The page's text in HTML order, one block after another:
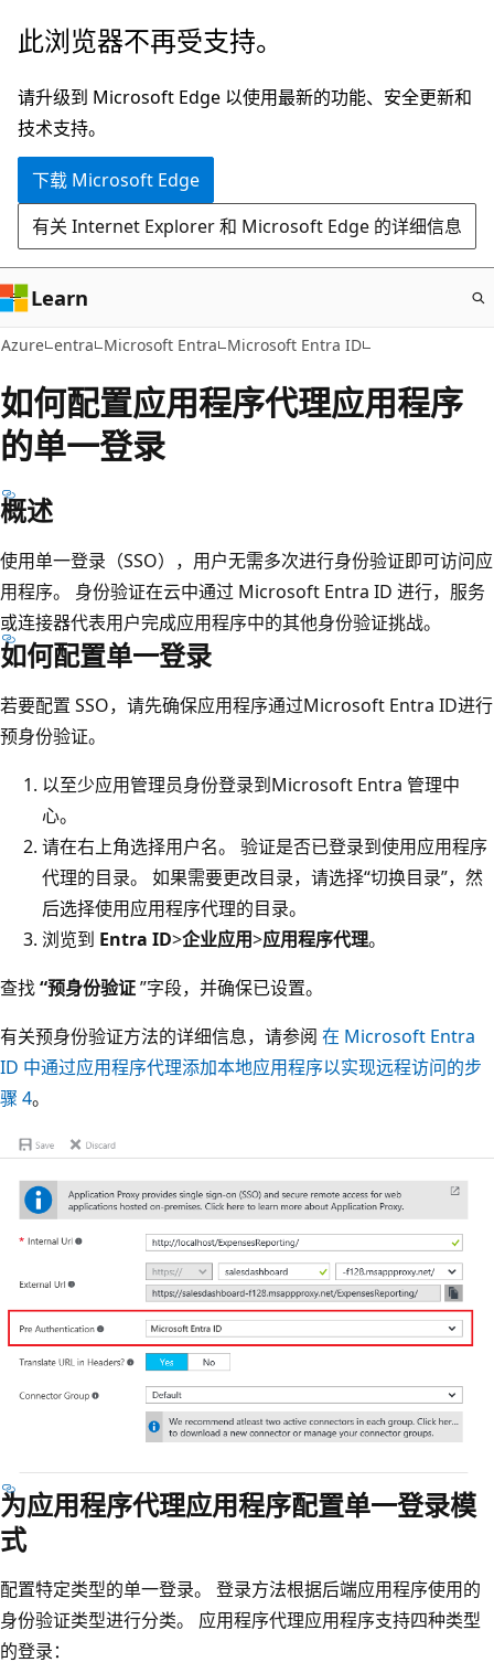
跳
主
要
内
此浏览器不再受支持。
请升级到 Microsoft Edge 以使用最新的功能、安全更新和
技术支持。
下载 Microsoft Edge
有关 Internet Explorer 和 Microsoft Edge 的详细信息
Learn
Azure entra Microsoft Entra Microsoft Entra ID
如何配置应用程序代理应用程序
的单一登录
概述
使用单一登录（SSO），用户无需多次进行身份验证即可访问应
用程序。 身份验证在云中通过 Microsoft Entra ID 进行，服务
或连接器代表用户完成应用程序中的其他身份验证挑战。
如何配置单一登录
若要配置 SSO，请先确保应用程序通过Microsoft Entra ID进行
预身份验证。
以至少应用管理员身份登录到Microsoft Entra 管理中
心。
请在右上角选择用户名。 验证是否已登录到使用应用程序
代理的目录。 如果需要更改目录，请选择“切换目录”，然
后选择使用应用程序代理的目录。
浏览到 Entra ID>企业应用>应用程序代理。
查找“预身份验证”字段，并确保已设置。
有关预身份验证方法的详细信息，请参阅 在 Microsoft Entra
ID 中通过应用程序代理添加本地应用程序以实现远程访问的步
骤 4。
为应用程序代理应用程序配置单一登录模
式
配置特定类型的单一登录。 登录方法根据后端应用程序使用的
身份验证类型进行分类。 应用程序代理应用程序支持四种类型
的登录：